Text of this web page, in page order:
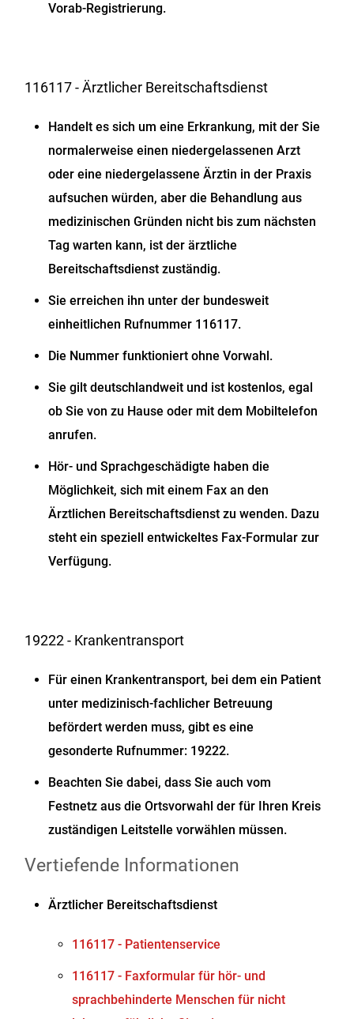
Vorab-Registrierung.
116117 - Ärztlicher Bereitschaftsdienst
Handelt es sich um eine Erkrankung, mit der Sie
normalerweise einen niedergelassenen Arzt
oder eine niedergelassene Ärztin in der Praxis
aufsuchen würden, aber die Behandlung aus
medizinischen Gründen nicht bis zum nächsten
Tag warten kann, ist der ärztliche
Bereitschaftsdienst zuständig.
Sie erreichen ihn unter der bundesweit
einheitlichen Rufnummer 116117.
Die Nummer funktioniert ohne Vorwahl.
Sie gilt deutschlandweit und ist kostenlos, egal
ob Sie von zu Hause oder mit dem Mobiltelefon
anrufen.
Hör- und Sprachgeschädigte haben die
Möglichkeit, sich mit einem Fax an den
Ärztlichen Bereitschaftsdienst zu wenden. Dazu
steht ein speziell entwickeltes Fax-Formular zur
Verfügung.
19222 - Krankentransport
Für einen Krankentransport, bei dem ein Patient
unter medizinisch-fachlicher Betreuung
befördert werden muss, gibt es eine
gesonderte Rufnummer: 19222.
Beachten Sie dabei, dass Sie auch vom
Festnetz aus die Ortsvorwahl der für Ihren Kreis
zuständigen Leitstelle vorwählen müssen.
Vertiefende Informationen
Ärztlicher Bereitschaftsdienst
116117 - Patientenservice
116117 - Faxformular für hör- und
sprachbehinderte Menschen für nicht